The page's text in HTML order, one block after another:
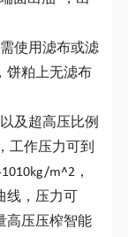
使用滤布或滤
饼粕上无滤布
及超高压比例
工作压力可到
m^2，
线，压力可
高压压榨智能